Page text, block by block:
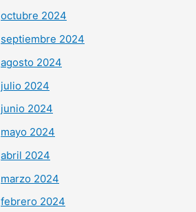
octubre 2024
septiembre 2024
agosto 2024
julio 2024
junio 2024
mayo 2024
abril 2024
marzo 2024
febrero 2024